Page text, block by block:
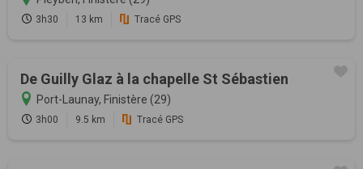
3h30 13 km Tracé GPS
De Guilly Glaz à la chapelle St Sébastien
Port-Launay, Finistère (29)
3h00 9.5 km Tracé GPS